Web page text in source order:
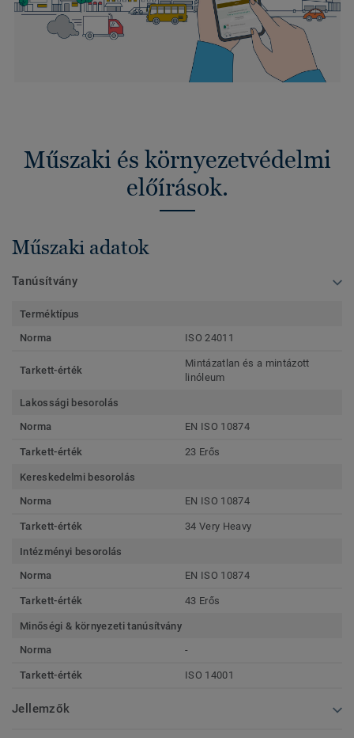
Műszaki és környezetvédelmi
előírások.
Műszaki adatok
Tanúsítvány
Terméktípus
Norma
ISO 24011
Tarkett-érték
Mintázatlan és a mintázott
linóleum
Lakossági besorolás
Norma
EN ISO 10874
Tarkett-érték 23 Erős
Kereskedelmi besorolás
Norma
EN ISO 10874
Tarkett-érték 34 Very Heavy
Intézményi besorolás
Norma
EN ISO 10874
Tarkett-érték 43 Erős
Minőségi & környezeti tanúsítvány
Norma
-
Tarkett-érték ISO 14001
Jellemzők